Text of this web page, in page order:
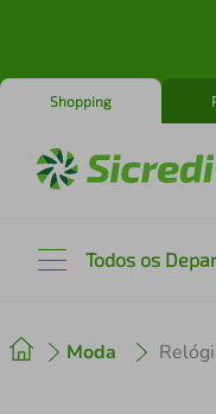
Shopping
Todos os
Moda